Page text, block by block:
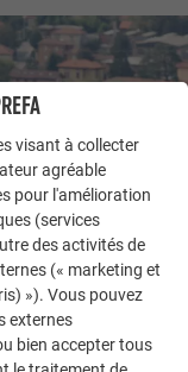
visant à collecter
agréable
pour l'amélioration
(services
des activités de
(« marketing et
»). Vous pouvez
externes
bien accepter tous